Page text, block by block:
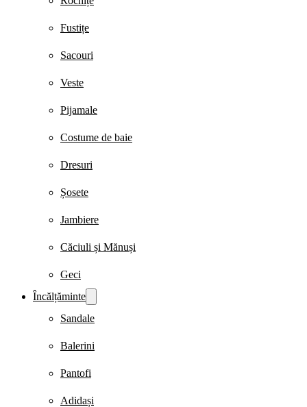
Fustițe
Sacouri
Veste
Pijamale
Costume de baie
Dresuri
Șosete
Jambiere
Căciuli și Mănuși
Geci
Încălțăminte
Sandale
Balerini
Pantofi
Adidași